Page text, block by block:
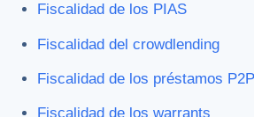
Fiscalidad de los PIAS
Fiscalidad del crowdlending
Fiscalidad de los préstamos P2P
Fiscalidad de los warrants